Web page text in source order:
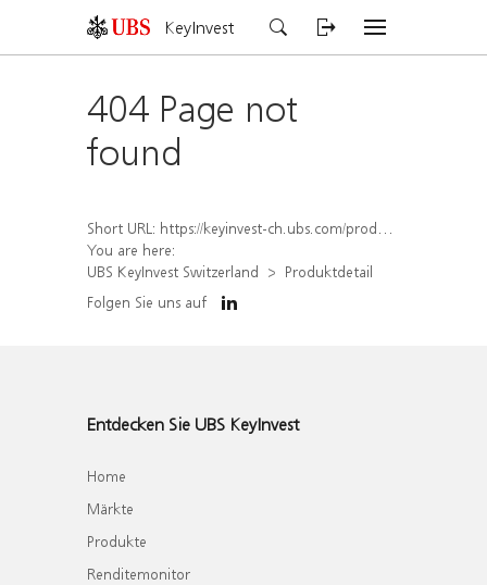
KeyInvest
404 Page not
found
Short URL: https://keyinvest-ch.ubs.com/produkt/detail/index/isin/CH1570500376
You are here:
UBS KeyInvest Switzerland
Produktdetail
Folgen Sie uns auf
Entdecken Sie UBS KeyInvest
Home
Märkte
Produkte
Renditemonitor